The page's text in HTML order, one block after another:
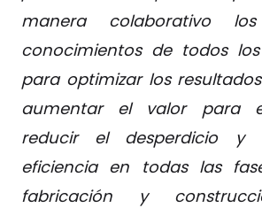
manera colaborativo
conocimientos de todos
para optimizar los
aumentar el valor para
reducir el desperdicio y
eficiencia en todas las
fabricación y